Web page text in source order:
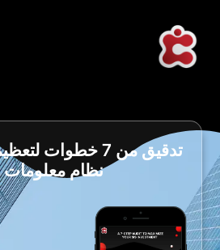
تدقيق من 7 خطوات
نظام معلومات SIS